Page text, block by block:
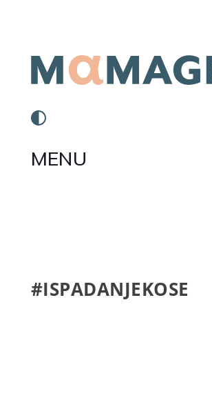
MENU
#ISPADANJEKOSE